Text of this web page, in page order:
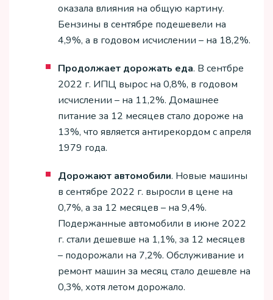
оказала влияния на общую картину.
Бензины в сентябре подешевели на
4,9%, а в годовом исчислении – на 18,2%.
Продолжает дорожать еда. В сентбре
2022 г. ИПЦ вырос на 0,8%, в годовом
исчислении – на 11,2%. Домашнее
питание за 12 месяцев стало дороже на
13%, что является антирекордом с апреля
1979 года.
Дорожают автомобили. Новые машины
в сентябре 2022 г. выросли в цене на
0,7%, а за 12 месяцев – на 9,4%.
Подержанные автомобили в июне 2022
г. стали дешевше на 1,1%, за 12 месяцев
– подорожали на 7,2%. Обслуживание и
ремонт машин за месяц стало дешевле на
0,3%, хотя летом дорожало.